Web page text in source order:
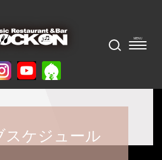
スケジュール